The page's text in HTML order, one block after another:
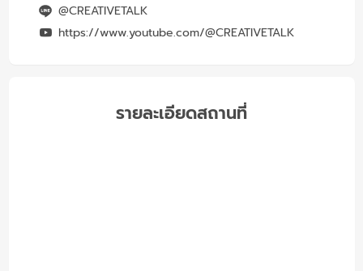
@CREATIVETALK
https://www.youtube.com/@CREATIVETALK
รายละเอียดสถานที่